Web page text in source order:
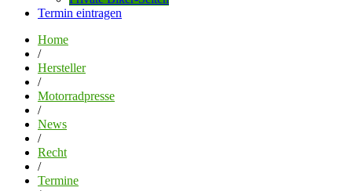
Termin eintragen
Home
/
Hersteller
/
Motorradpresse
/
News
/
Recht
/
Termine